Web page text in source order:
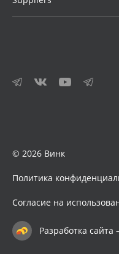
© 2026 Винк
Политика
Согласие на
Разработка